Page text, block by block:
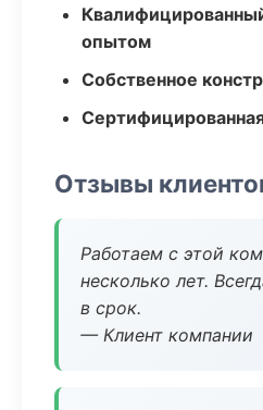
опытом
Собственное
Отзывы
Работаем с этой
несколько лет.
в срок.
— Клиент компании